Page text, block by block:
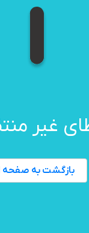
غیر
بازگشت به صفحه